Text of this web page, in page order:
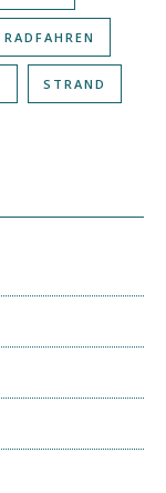
RADFAHREN
STRAND